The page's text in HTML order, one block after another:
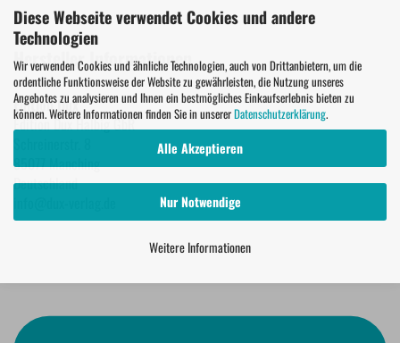
Diese Webseite verwendet Cookies und andere
Technologien
Wir verwenden Cookies und ähnliche Technologien, auch von Drittanbietern, um die
ordentliche Funktionsweise der Website zu gewährleisten, die Nutzung unseres
Angebotes zu analysieren und Ihnen ein bestmögliches Einkaufserlebnis bieten zu
können. Weitere Informationen finden Sie in unsererDatenschutzerklärung.
Alle Akzeptieren
Nur Notwendige
Weitere Informationen
Hersteller Informationen
Edition Dux
Edition Dux Halbig GbR
85077 Manching
Deutschland